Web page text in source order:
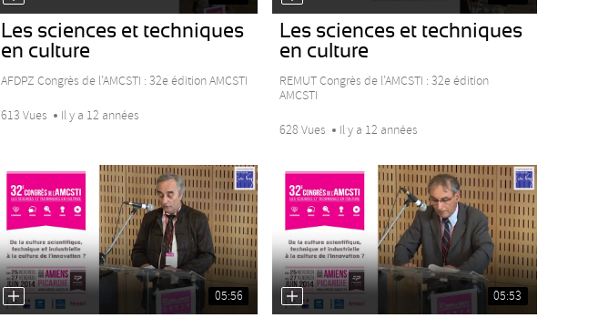
Les sciences et techniques
en culture
AFDPZ Congrès de l’AMCSTI : 32e édition AMCSTI
613 Vues Il y a 12 années
Les sciences et techniques
en culture
REMUT Congrès de l’AMCSTI : 32e édition
AMCSTI
628 Vues Il y a 12 années
05:56 05:53